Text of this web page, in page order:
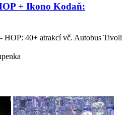
+ Ikono Kodaň:
HOP: 40+ atrakcí vč. Autobus Tivoli